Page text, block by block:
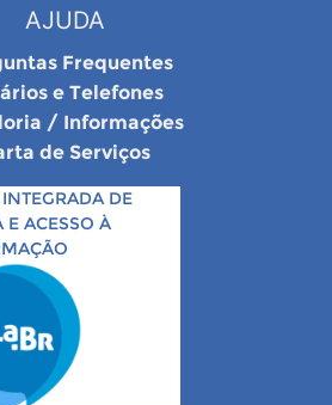
AJUDA
Frequentes
e Telefones
/ Informações
de Serviços
DE
ACESSO À